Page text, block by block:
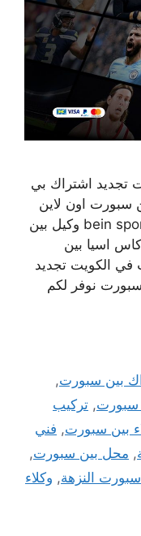
تجديد اشتراك بي
سبورت اون لاين
وكيل بي ان سبورت في الكويت bein sports وكيل بين
اسيا بين
الكويت تجديد
نوفر لكم
بين سبورت,
سبورت, تركيب
بين سبورت, فني
, محل بين سبورت,
النزهة, وكلاء